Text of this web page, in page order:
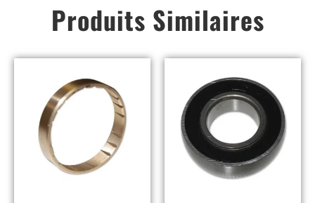
Produits Similaires